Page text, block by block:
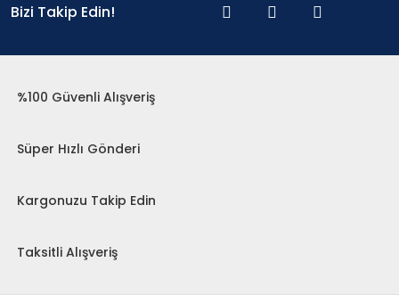
Bizi Takip Edin!
%100 Güvenli Alışveriş
Süper Hızlı Gönderi
Kargonuzu Takip Edin
Taksitli Alışveriş